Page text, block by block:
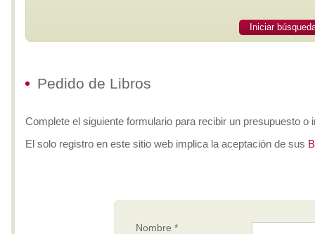
Iniciar
Pedido de Libros
Complete el siguiente formulario para recibir un presupuesto
El solo registro en este sitio web implica la aceptación de sus
Nombre *